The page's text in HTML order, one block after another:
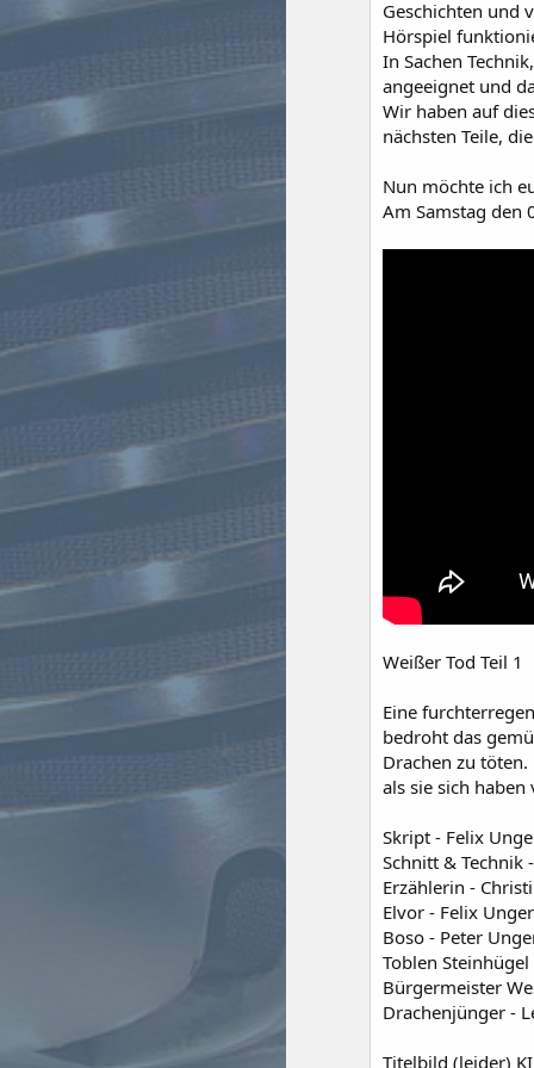
Geschichten und
Hörspiel
In Sachen
angeeignet und
Wir haben auf
nächsten Teile,
Nun möchte ich
Am Samstag den
Weißer Tod Teil 1
Eine
bedroht das
Drachen zu
als sie sich
Skript - Felix
Schnitt & Technik
Erzählerin -
Elvor - Felix Unger
Boso - Peter
Toblen
Bürgermeister
Drachenjünger -
Titelbild (leider)